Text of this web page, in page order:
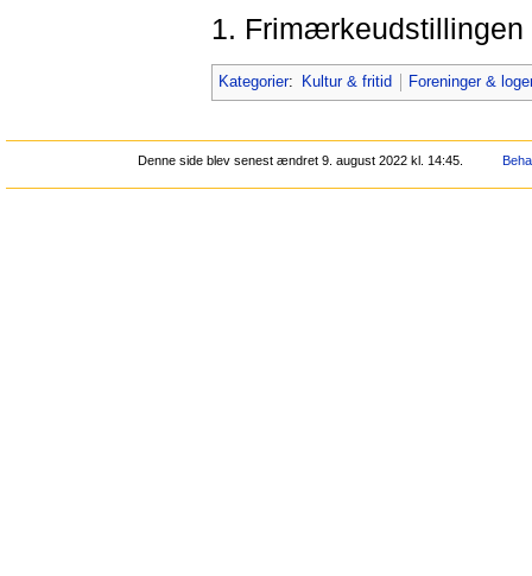
1.
Kategorier: Kultur & fritid Foreninger &
Denne side blev senest ændret 9. august 2022 kl. 14:45.